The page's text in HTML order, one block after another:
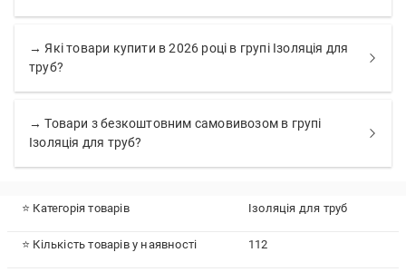
→ Які товари купити в 2026 році в групі Ізоляція для
труб?
→ Товари з безкоштовним самовивозом в групі
Ізоляція для труб?
⭐ Категорія товарів Ізоляція для труб
⭐ Кількість товарів у наявності 112